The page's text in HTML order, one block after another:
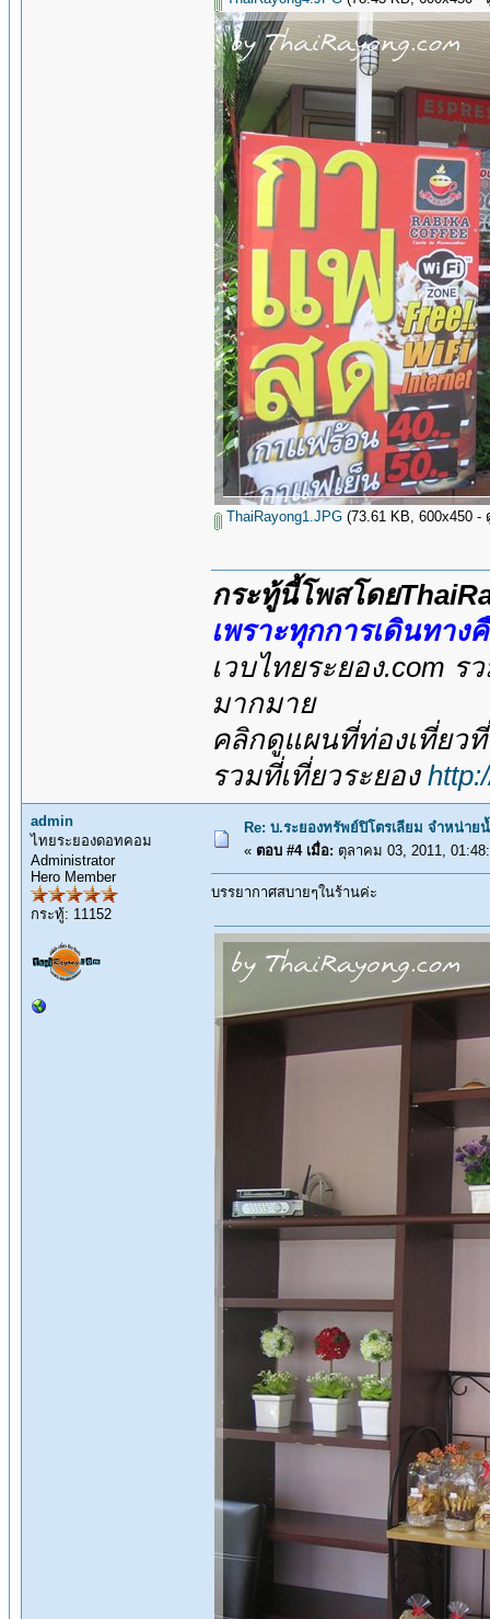
ThaiRayong1.JPG (73.61 KB, 600x450 -
กระทู้นี้โพสโดย
เพราะทุกการเดินทาง
เวบไทยระยอง.com
มากมาย
คลิกดูแผนที่ท่องเที่ยว
รวมที่เที่ยวระยอง
admin
ไทยระยองดอทคอม
Administrator
Hero Member
กระทู้: 11152
Re: บ.ระยองทรัพย์ปิโตรเลียม จำหน่าย
« ตอบ #4 เมื่อ: ตุลาคม 03, 2011,
บรรยากาศสบายๆในร้านค่ะ